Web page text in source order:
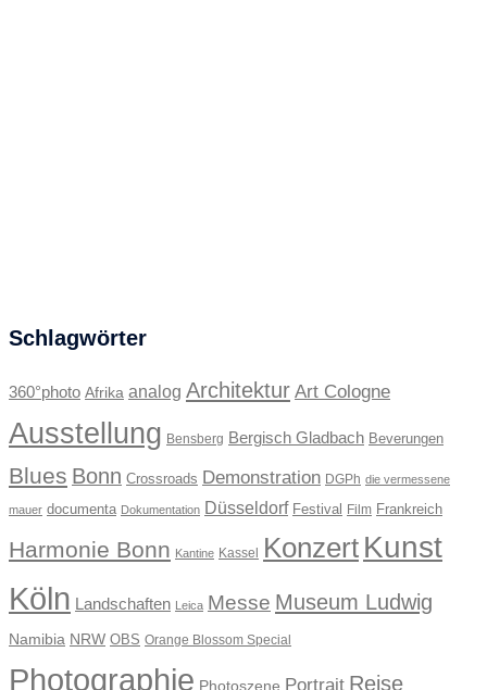
Schlagwörter
360°photo Afrika analog Architektur Art Cologne
Ausstellung Bensberg Bergisch Gladbach Beverungen
Blues Bonn Crossroads Demonstration DGPh die vermessene
mauer documenta Dokumentation Düsseldorf Festival Film Frankreich
Harmonie Bonn Kantine Kassel Konzert Kunst
Köln Landschaften Leica Messe Museum Ludwig
Namibia NRW OBS Orange Blossom Special
Photographie Photoszene Portrait Reise